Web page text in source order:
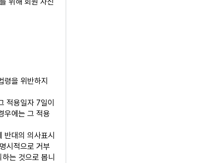
령을 위반하지
적용일자 7일이
우에는 그 적용
대의 의사표시
시적으로 거부
는 것으로 봅니